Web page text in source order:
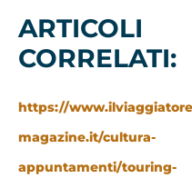
ARTICOLI
CORRELATI:
https://
magazine.it/cultura-
appuntamenti/touring-